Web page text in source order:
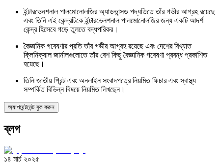
ইন্টারভেনশনাল পালমোনোলজির অ্যাডভান্সড পদ্ধতিতে তাঁর গভীর আগ্রহ রয়েছে
এবং তিনি এই কেন্দ্রটিকে ইন্টারভেনশনাল পালমোনোলজির জন্য একটি আদর্শ
কেন্দ্র হিসেবে গড়ে তুলতে বদ্ধপরিকর।
বৈজ্ঞানিক গবেষণার প্রতি তাঁর গভীর আগ্রহ রয়েছে এবং দেশের বিখ্যাত
ক্লিনিক্যাল জার্নালগুলোতে তাঁর বেশ কিছু বৈজ্ঞানিক গবেষণা প্রবন্ধ প্রকাশিত
হয়েছে।
তিনি জাতীয় প্রিন্ট এবং অনলাইন সংবাদপত্রে নিয়মিত ফিচার এবং স্বাস্থ্য
সম্পর্কিত বিভিন্ন বিষয়ে নিয়মিত লিখছেন।
অ্যাপয়েন্টমেন্ট বুক করুন
ব্লগ
১৪ মার্চ ২০২৫